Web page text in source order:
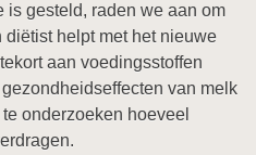
gesteld, raden we aan om
helpt met het nieuwe
aan voedingsstoffen
van melk
onderzoeken hoeveel